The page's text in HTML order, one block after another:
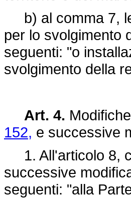
b) al comma 7,
per lo svolgimento
seguenti: "o
svolgimento della
Art. 4.
152, e successive
1. All'articolo 8,
successive
seguenti: "alla